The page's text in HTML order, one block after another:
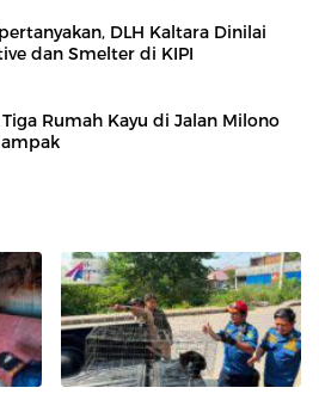
DLH Kaltara Dinilai
dan Smelter di KIPI
Rumah Kayu di Jalan Milono